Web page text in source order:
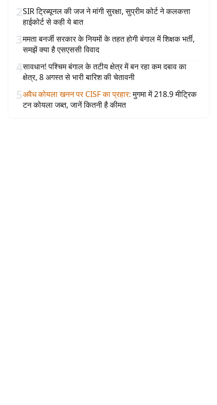
2SIR ट्रिब्यूनल की जज ने मांगी सुरक्षा, सुप्रीम कोर्ट ने कलकत्ता
हाईकोर्ट से कही ये बात
3ममता बनर्जी सरकार के नियमों के तहत होगी बंगाल में शिक्षक भर्ती,
समझें क्या है एसएससी विवाद
4सावधान! पश्चिम बंगाल के तटीय क्षेत्र में बन रहा कम दबाव का
क्षेत्र, 8 अगस्त से भारी बारिश की चेतावनी
5अवैध कोयला खनन पर CISF का प्रहार: मुगमा में 218.9 मीट्रिक
टन कोयला जब्त, जानें कितनी है कीमत